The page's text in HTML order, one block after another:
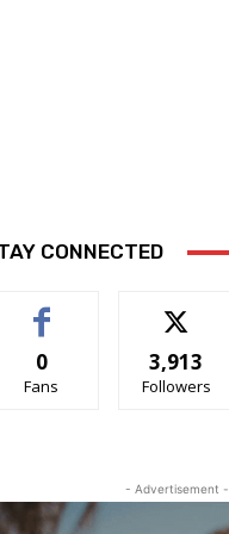
CONNECTED
0
Fans
3,913
Followers
- Advertisement -